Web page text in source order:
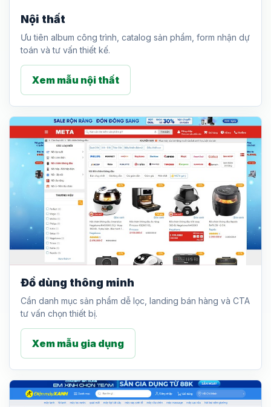
Nội thất
Ưu tiên album công trình, catalog sản phẩm, form nhận dự
toán và tư vấn thiết kế.
Xem mẫu nội thất
Đồ dùng thông minh
Cần danh mục sản phẩm dễ lọc, landing bán hàng và CTA
tư vấn chọn thiết bị.
Xem mẫu gia dụng